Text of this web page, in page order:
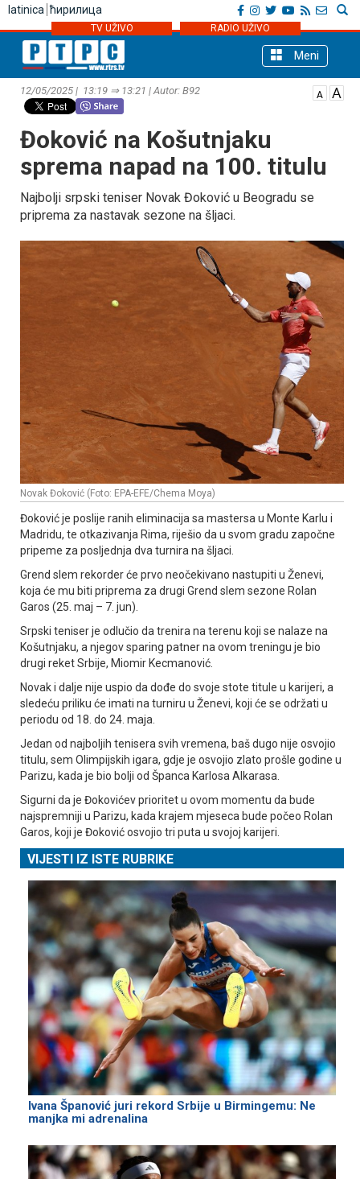
latinica ћирилица
TV UŽIVO RADIO UŽIVO
Meni
12/05/2025 | 13:19 ⇒ 13:21 | Autor: B92
Đoković na Košutnjaku
sprema napad na 100. titulu
Najbolji srpski teniser Novak Đoković u Beogradu se
priprema za nastavak sezone na šljaci.
Novak Đoković (Foto: EPA-EFE/Chema Moya)
Đoković je poslije ranih eliminacija sa mastersa u Monte Karlu i
Madridu, te otkazivanja Rima, riješio da u svom gradu započne
pripeme za posljednja dva turnira na šljaci.
Grend slem rekorder će prvo neočekivano nastupiti u Ženevi,
koja će mu biti priprema za drugi Grend slem sezone Rolan
Garos (25. maj – 7. jun).
Srpski teniser je odlučio da trenira na terenu koji se nalaze na
Košutnjaku, a njegov sparing patner na ovom treningu je bio
drugi reket Srbije, Miomir Kecmanović.
Novak i dalje nije uspio da dođe do svoje stote titule u karijeri, a
sledeću priliku će imati na turniru u Ženevi, koji će se održati u
periodu od 18. do 24. maja.
Јedan od najboljih tenisera svih vremena, baš dugo nije osvojio
titulu, sem Olimpijskih igara, gdje je osvojio zlato prošle godine u
Parizu, kada je bio bolji od Španca Karlosa Alkarasa.
Sigurni da je Đokovićev prioritet u ovom momentu da bude
najspremniji u Parizu, kada krajem mjeseca bude počeo Rolan
Garos, koji je Đoković osvojio tri puta u svojoj karijeri.
VIJESTI IZ ISTE RUBRIKE
Ivana Španović juri rekord Srbije u Birmingemu: Ne
manjka mi adrenalina